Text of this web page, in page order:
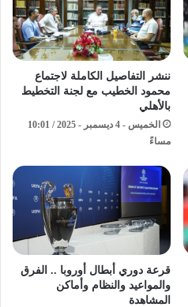
ننشر التفاصيل الكاملة لاجتماع
محمود الخطيب مع لجنة التخطيط
بالأهلي
الخميس - 4 ديسمبر - 2025 / 10:01
مساءً
قرعة دوري أبطال أوروبا .. الفرق
والمواعيد والنظام وأماكن
المشاهدة